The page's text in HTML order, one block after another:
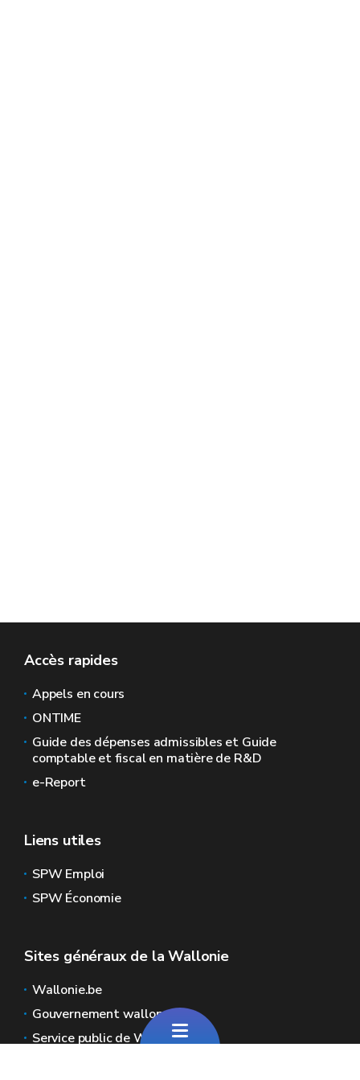
Accès rapides
Appels en cours
ONTIME
Guide des dépenses admissibles et Guide
comptable et fiscal en matière de R&D
e-Report
Liens utiles
SPW Emploi
SPW Économie
Sites généraux de la Wallonie
Wallonie.be
Gouvernement wallon
Service public de Wallonie